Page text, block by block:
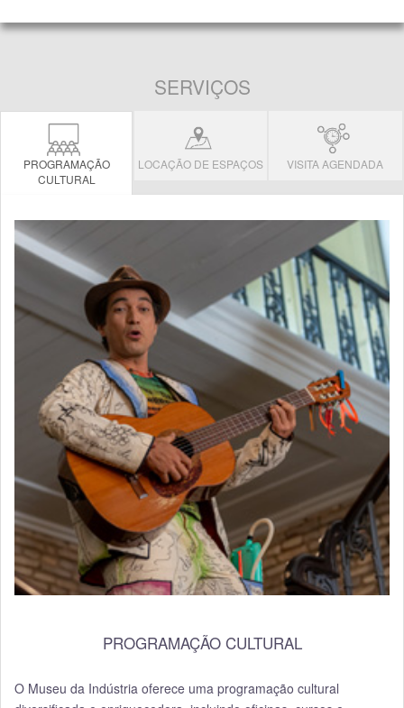
SERVIÇOS
PROGRAMAÇÃO
CULTURAL
LOCAÇÃO DE ESPAÇOS VISITA AGENDADA
PROGRAMAÇÃO CULTURAL
O Museu da Indústria oferece uma programação cultural